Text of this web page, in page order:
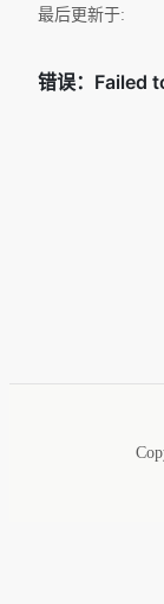
最后更新于: